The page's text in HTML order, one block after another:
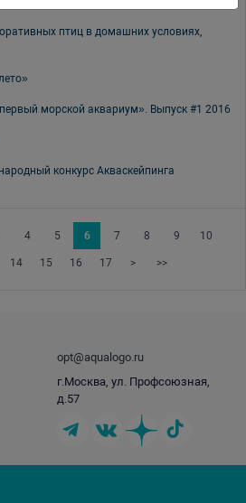
птиц в домашних условиях,
морской аквариум». Выпуск #1 2016
конкурс Акваскейпинга
4 5 6 7 8 9 10
14 15 16 17 > >>
opt@aqualogo.ru
г.Москва, ул. Профсоюзная,
д.57